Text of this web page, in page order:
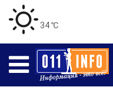
34 ℃